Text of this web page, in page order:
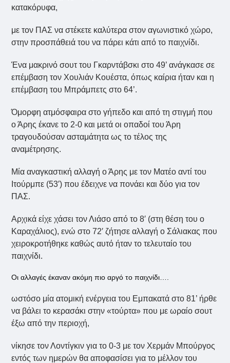
κατακόρυφα,
με τον ΠΑΣ να στέκετε καλύτερα στον αγωνιστικό χώρο,
στην προσπάθειά του να πάρει κάτι από το παιχνίδι.
Ένα μακρινό σουτ του Γκαρντάβσκι στο 49’ ανάγκασε σε
επέμβαση τον Χουλιάν Κουέστα, όπως καίρια ήταν και η
επέμβαση του Μπράμπετς στο 64’.
Όμορφη ατμόσφαιρα στο γήπεδο και από τη στιγμή που
ο Άρης έκανε το 2-0 και μετά οι οπαδοί του Άρη
τραγουδούσαν ασταμάτητα ως το τέλος της
αναμέτρησης.
Μία αναγκαστική αλλαγή ο Άρης με τον Ματέο αντί του
Ιτούρμπε (53′) που έδειχνε να πονάει και δύο για τον
ΠΑΣ.
Αρχικά είχε χάσει τον Λιάσο από το 8′ (στη θέση του ο
Καραχάλιος), ενώ στο 72′ ζήτησε αλλαγή ο Σάλιακας που
χειροκροτήθηκε καθώς αυτό ήταν το τελευταίο του
παιχνίδι.
Οι αλλαγές έκαναν ακόμη πιο αργό το παιχνίδι….
ωστόσο μία ατομική ενέργεια του Εμπακατά στο 81’ ήρθε
να βάλει το κερασάκι στην «τούρτα» που με ωραίο σουτ
έξω από την περιοχή,
νίκησε τον Λοντίγκιν για το 0-3 με τον Χερμάν Μπούργος
εντός των ημερών θα αποφασίσει για το μέλλον του